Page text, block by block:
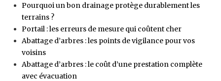
Pourquoi un bon drainage protège durablement les
terrains ?
Portail : les erreurs de mesure qui coûtent cher
Abattage d’arbres : les points de vigilance pour vos
voisins
Abattage d’arbres : le coût d’une prestation complète
avec évacuation